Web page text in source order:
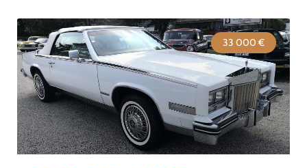
33 000 €
Good Timers Assistance
Toujours heureux d'aider les passionnés